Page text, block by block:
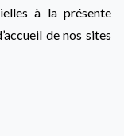
à la présente
de nos sites